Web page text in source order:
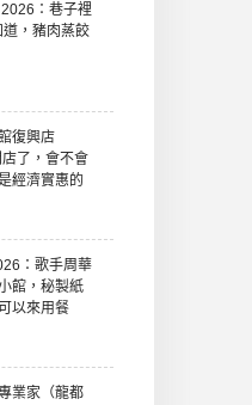
：巷子裡
，豬肉蒸餃
復興店
了，會不會
經濟實惠的
：歌手周華
館，秘製紙
以來用餐
業家（龍都